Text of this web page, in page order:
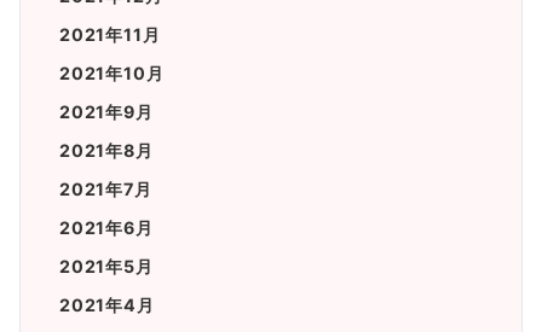
2021年11月
2021年10月
2021年9月
2021年8月
2021年7月
2021年6月
2021年5月
2021年4月